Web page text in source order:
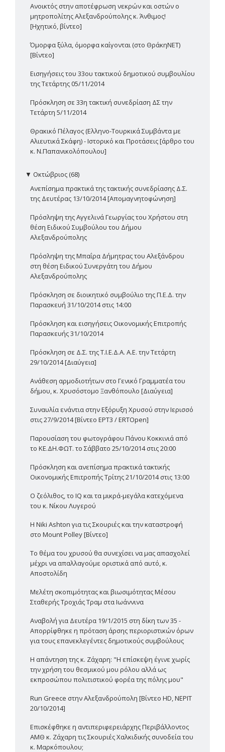
Ανοικτός στην αποτέφρωση νεκρών και οστών ο
μητροπολίτης Αλεξανδρούπολης κ. Άνθιμος!
[Ηχητικό, βίντεο]
Όμορφα ξύλα, όμορφα καίγονται (στο ΘράκηΝΕΤ)
[Βίντεο]
Εισηγήσεις του 33ου τακτικού δημοτικού συμβουλίου
της Τετάρτης 05/11/2014
Πρόσκληση σε 33η τακτική συνεδρίαση ΔΣ την
Τετάρτη 5/11/2014
Θρακικό Πέλαγος (Ελληνο-Τουρκικά Συμβάντα με
Αλιευτικά Σκάφη) - Ιστορικό και Προτάσεις [άρθρο του
κ. Ν.Παπανικολόπουλου]
▼ Οκτώβριος (68)
Ανεπίσημα πρακτικά της τακτικής συνεδρίασης Δ.Σ.
της Δευτέρας 13/10/2014 [Απομαγνητοφώνηση]
Πρόσληψη της Αγγελινά Γεωργίας του Χρήστου στη
θέση Ειδικού Συμβούλου του Δήμου
Αλεξανδρούπολης
Πρόσληψη της Μπαΐρα Δήμητρας του Αλεξάνδρου
στη θέση Ειδικού Συνεργάτη του Δήμου
Αλεξανδρούπολης
Πρόσκληση σε διοικητικό συμβούλιο της Π.Ε.Δ. την
Παρασκευή 31/10/2014 στις 14:00
Πρόσκληση και εισηγήσεις Οικονομικής Επιτροπής
Παρασκευής 31/10/2014
Πρόσκληση σε Δ.Σ. της Τ.Ι.Ε.Δ.Α. Α.Ε. την Τετάρτη
29/10/2014 [Διαύγεια]
Ανάθεση αρμοδιοτήτων στο Γενικό Γραμματέα του
δήμου, κ. Χρυσόστομο Ξανθόπουλο [Διαύγεια]
Συναυλία ενάντια στην Εξόρυξη Χρυσού στην Ιερισσό
στις 27/9/2014 [Βίντεο ΕΡΤ3 / ERTOpen]
Παρουσίαση του φωτογράφου Πάνου Κοκκινιά από
το ΚΕ.ΔΗ.ΦΩΤ. το Σάββατο 25/10/2014 στις 20:00
Πρόσκληση και ανεπίσημα πρακτικά τακτικής
Οικονομικής Επιτροπής Τρίτης 21/10/2014 στις 13:00
Ο ζεόλιθος, το IQ και τα μικρά-μεγάλα κατεχόμενα
του κ. Νίκου Λυγερού
Η Niki Ashton για τις Σκουριές και την καταστροφή
στο Mount Polley [Βίντεο]
Το θέμα του χρυσού θα συνεχίσει να μας απασχολεί
μέχρι να απαλλαγούμε οριστικά από αυτό, κ.
Αποστολίδη
Μελέτη σκοπιμότητας και βιωσιμότητας Μέσου
Σταθερής Τροχιάς Τραμ στα Ιωάννινα
Αναβολή για Δευτέρα 19/1/2015 στη δίκη των 35 -
Απορρίφθηκε η πρόταση άρσης περιοριστικών όρων
για τους επανεκλεγέντες δημοτικούς συμβούλους
Η απάντηση της κ. Ζάχαρη: "Η επίσκεψη έγινε χωρίς
την χρήση του θεσμικού μου ρόλου αλλά ως
εκπροσώπου πολιτιστικού φορέα της πόλης μου"
Run Greece στην Αλεξανδρούπολη [Βίντεο HD, ΝΕΡΙΤ
20/10/2014]
Επισκέφθηκε η αντιπεριφερειάρχης Περιβάλλοντος
ΑΜΘ κ. Ζάχαρη τις Σκουριές Χαλκιδικής συνοδεία του
κ. Μαρκόπουλου;